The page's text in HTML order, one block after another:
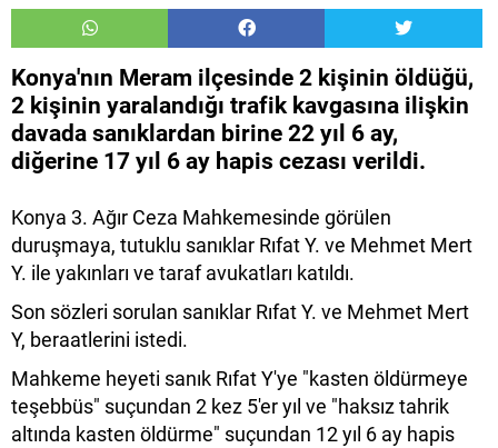
Konya'nın Meram ilçesinde 2 kişinin öldüğü,
2 kişinin yaralandığı trafik kavgasına ilişkin
davada sanıklardan birine 22 yıl 6 ay,
diğerine 17 yıl 6 ay hapis cezası verildi.
Konya 3. Ağır Ceza Mahkemesinde görülen
duruşmaya, tutuklu sanıklar Rıfat Y. ve Mehmet Mert
Y. ile yakınları ve taraf avukatları katıldı.
Son sözleri sorulan sanıklar Rıfat Y. ve Mehmet Mert
Y, beraatlerini istedi.
Mahkeme heyeti sanık Rıfat Y'ye "kasten öldürmeye
teşebbüs" suçundan 2 kez 5'er yıl ve "haksız tahrik
altında kasten öldürme" suçundan 12 yıl 6 ay hapis